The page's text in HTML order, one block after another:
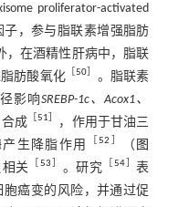
proliferator-activated
子，参与脂联素增强脂肪
，在酒精性肝病中，脂联
脂肪酸氧化 ［50］ 。脂联素
径影响SREBP-1c、Acox1、
成［51］
，作用于甘油三
生降脂作用
［52 ］ （ 图
关 ［53］ 。研究 ［54］ 表
癌变的风险，并通过促